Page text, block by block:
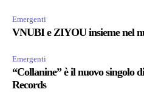
Emergenti
VNUBI e ZIYOU insieme nel
Emergenti
“Collanine” è il nuovo singolo
Records